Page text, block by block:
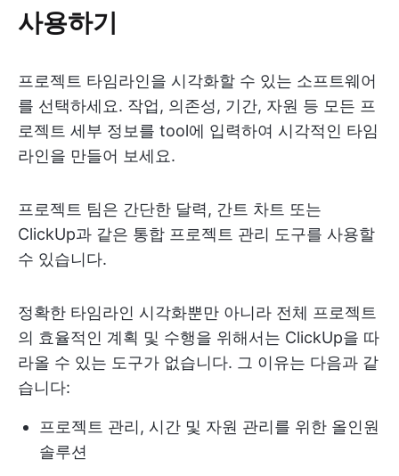
사용하기
프로젝트 타임라인을 시각화할 수 있는 소프트웨어
를 선택하세요. 작업, 의존성, 기간, 자원 등 모든 프
로젝트 세부 정보를 tool에 입력하여 시각적인 타임
라인을 만들어 보세요.
프로젝트 팀은 간단한 달력, 간트 차트 또는
ClickUp과 같은 통합 프로젝트 관리 도구를 사용할
수 있습니다.
정확한 타임라인 시각화뿐만 아니라 전체 프로젝트
의 효율적인 계획 및 수행을 위해서는 ClickUp을 따
라올 수 있는 도구가 없습니다. 그 이유는 다음과 같
습니다:
프로젝트 관리, 시간 및 자원 관리를 위한 올인원
솔루션